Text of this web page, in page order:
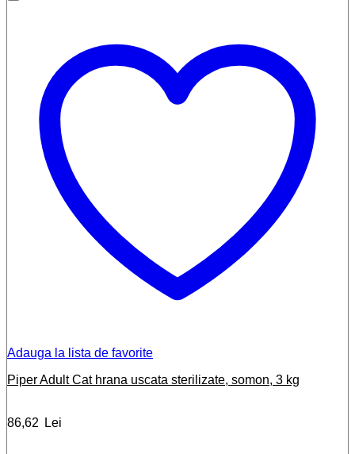
Adauga la lista de favorite
Piper Adult Cat hrana uscata sterilizate, somon, 3 kg
86,62 Lei